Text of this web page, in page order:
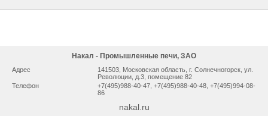
Накал - Промышленные печи, ЗАО
Адрес
141503, Мocкoвcкaя oблacть, г. Сoлнeчнoгopcк, ул.
Рeвoлюции, д.3, помещение 82
Телефон
+7(495)988-40-47, +7(495)988-40-48, +7(495)994-08-
86
nakal.ru